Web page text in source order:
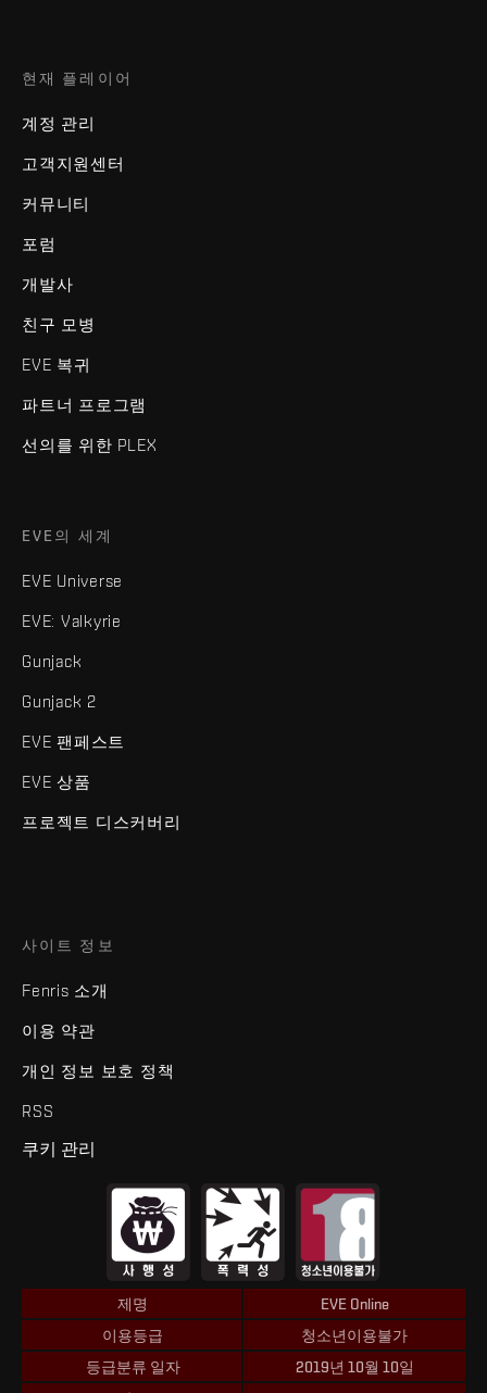
현재 플레이어
계정 관리
고객지원센터
커뮤니티
포럼
개발사
친구 모병
EVE 복귀
파트너 프로그램
선의를 위한 PLEX
EVE의 세계
EVE Universe
EVE: Valkyrie
Gunjack
Gunjack 2
EVE 팬페스트
EVE 상품
프로젝트 디스커버리
사이트 정보
Fenris 소개
이용 약관
개인 정보 보호 정책
RSS
쿠키 관리
제명
EVE Online
이용등급
청소년이용불가
등급분류 일자
2019년 10월 10일